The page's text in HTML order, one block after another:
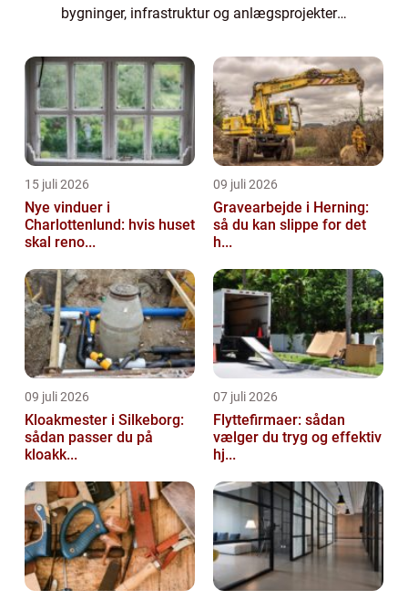
bygninger, infrastruktur og anlægsprojekter.
inspektio...
15 juli 2026
Nye vinduer i
Charlottenlund: hvis huset
skal reno...
09 juli 2026
Gravearbejde i Herning:
så du kan slippe for det
h...
09 juli 2026
Kloakmester i Silkeborg:
sådan passer du på
kloakk...
07 juli 2026
Flyttefirmaer: sådan
vælger du tryg og effektiv
hj...